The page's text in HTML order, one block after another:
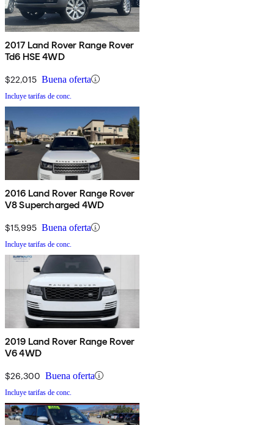
2017 Land Rover Range Rover
Td6 HSE 4WD
$22,015 Buena oferta
Incluye tarifas de conc.
2016 Land Rover Range Rover
V8 Supercharged 4WD
$15,995 Buena oferta
Incluye tarifas de conc.
2019 Land Rover Range Rover
V6 4WD
$26,300 Buena oferta
Incluye tarifas de conc.